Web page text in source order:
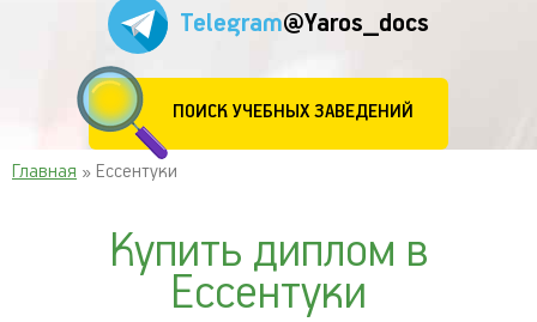
Telegram@Yaros_docs
ПОИСК УЧЕБНЫХ ЗАВЕДЕНИЙ
Главная » Ессентуки
Купить диплом в
Ессентуки